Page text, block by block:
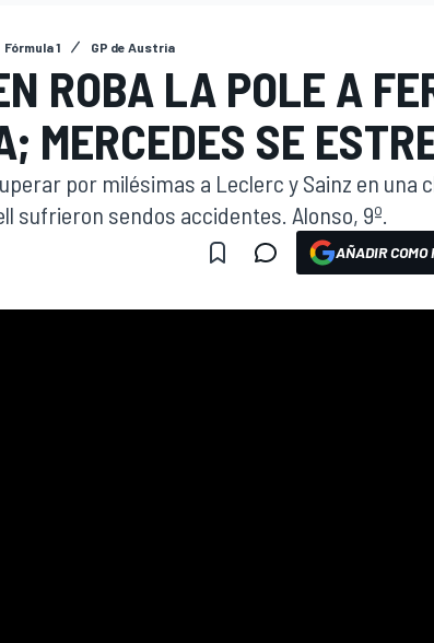
Fórmula 1 GP de Austria
ROBA LA POLE A
MERCEDES SE
por milésimas a Leclerc y Sainz en una
sufrieron sendos accidentes. Alonso, 9º.
AÑADIR